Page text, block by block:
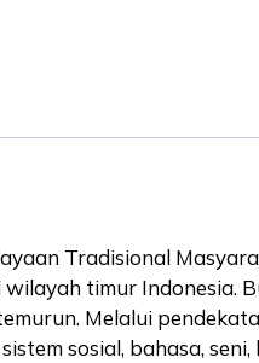
Tradisional
timur Indonesia.
Melalui
sosial, bahasa,